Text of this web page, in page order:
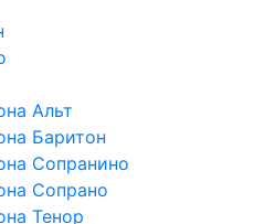
Альт
Баритон
Сопранино
Сопрано
Тенор